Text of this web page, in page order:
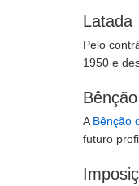
Latada
Pelo
1950 e
A Bênção
futuro